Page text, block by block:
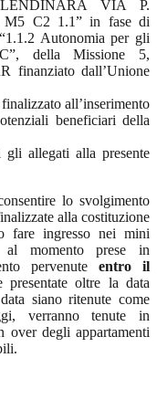
VIA P.
C2 1.1” in fase di
Autonomia per gli
della Missione 5,
finanziato dall’Unione
all’inserimento
beneficiari della
gli allegati alla presente
lo svolgimento
alla costituzione
fare ingresso nei mini
al momento prese in
pervenute entro il
presentate oltre la data
siano ritenute come
verranno tenute in
over degli appartamenti